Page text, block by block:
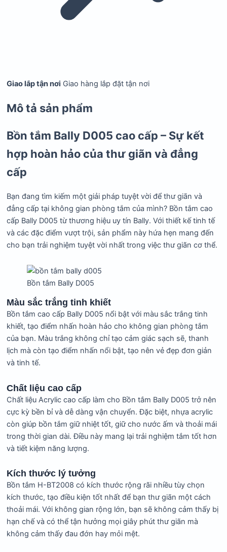
Giao lắp tận nơi Giao hàng lắp đặt tận nơi
Mô tả sản phẩm
Bồn tắm Bally D005 cao cấp – Sự kết
hợp hoàn hảo của thư giãn và đẳng
cấp
Bạn đang tìm kiếm một giải pháp tuyệt vời để thư giãn và
đẳng cấp tại không gian phòng tắm của mình? Bồn tắm cao
cấp Bally D005 từ thương hiệu uy tín Bally. Với thiết kế tinh tế
và các đặc điểm vượt trội, sản phẩm này hứa hẹn mang đến
cho bạn trải nghiệm tuyệt vời nhất trong việc thư giãn cơ thể.
Bồn tắm Bally D005
Màu sắc trắng tinh khiết
Bồn tắm cao cấp Bally D005 nổi bật với màu sắc trắng tinh
khiết, tạo điểm nhấn hoàn hảo cho không gian phòng tắm
của bạn. Màu trắng không chỉ tạo cảm giác sạch sẽ, thanh
lịch mà còn tạo điểm nhấn nổi bật, tạo nên vẻ đẹp đơn giản
và tinh tế.
Chất liệu cao cấp
Chất liệu Acrylic cao cấp làm cho Bồn tắm Bally D005 trở nên
cực kỳ bền bỉ và dễ dàng vận chuyển. Đặc biệt, nhựa acrylic
còn giúp bồn tắm giữ nhiệt tốt, giữ cho nước ấm và thoải mái
trong thời gian dài. Điều này mang lại trải nghiệm tắm tốt hơn
và tiết kiệm năng lượng.
Kích thước lý tưởng
Bồn tắm H-BT2008 có kích thước rộng rãi nhiều tùy chọn
kích thước, tạo điều kiện tốt nhất để bạn thư giãn một cách
thoải mái. Với không gian rộng lớn, bạn sẽ không cảm thấy bị
hạn chế và có thể tận hưởng mọi giây phút thư giãn mà
không cảm thấy đau đớn hay mỏi mệt.